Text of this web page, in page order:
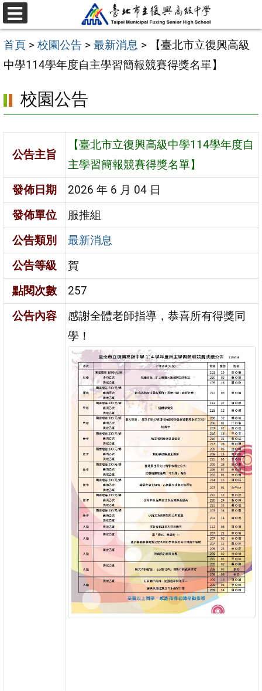
跳
至
主
要
容
區
選
單
首頁 > 校園公告 > 最新消息 >
【臺北市立復興高級
中學114學年度自主學習簡報競賽得獎名單】
校園公告
公告主旨
【臺北市立復興高級中學114學年度自
主學習簡報競賽得獎名單】
發佈日期
2026 年 6 月 04 日
發佈單位
服推組
公告類別
最新消息
公告等級
賀
點閱次數
257
公告內容
感謝全體老師指導，恭喜所有得獎同
學！